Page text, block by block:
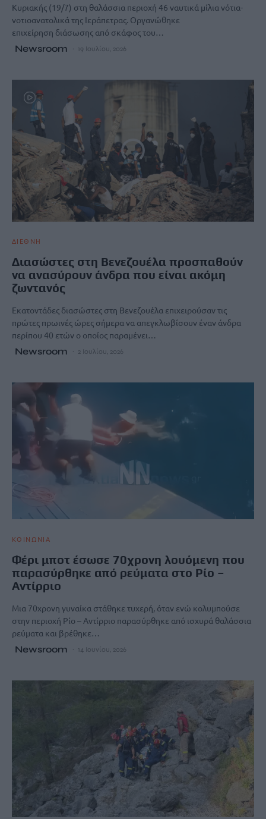
Κυριακής (19/7) στη θαλάσσια περιοχή 46 ναυτικά μίλια νότια-
νοτιοανατολικά της Ιεράπετρας. Οργανώθηκε
επιχείρηση διάσωσης από σκάφος του…
Newsroom 19 Ιουλίου, 2026
ΔΙΕΘΝΗ
Διασώστες στη Βενεζουέλα προσπαθούν
να ανασύρουν άνδρα που είναι ακόμη
ζωντανός
Εκατοντάδες διασώστες στη Βενεζουέλα επιχειρούσαν τις
πρώτες πρωινές ώρες σήμερα να απεγκλωβίσουν έναν άνδρα
περίπου 40 ετών ο οποίος παραμένει…
Newsroom 2 Ιουλίου, 2026
ΚΟΙΝΩΝΙΑ
Φέρι μποτ έσωσε 70χρονη λουόμενη που
παρασύρθηκε από ρεύματα στο Ρίο –
Αντίρριο
Μια 70χρονη γυναίκα στάθηκε τυχερή, όταν ενώ κολυμπούσε
στην περιοχή Ρίο – Αντίρριο παρασύρθηκε από ισχυρά θαλάσσια
ρεύματα και βρέθηκε…
Newsroom 14 Ιουνίου, 2026